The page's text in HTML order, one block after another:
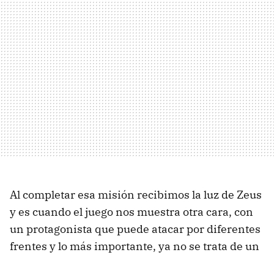
Al completar esa misión recibimos la luz de Zeus
y es cuando el juego nos muestra otra cara, con
un protagonista que puede atacar por diferentes
frentes y lo más importante, ya no se trata de un